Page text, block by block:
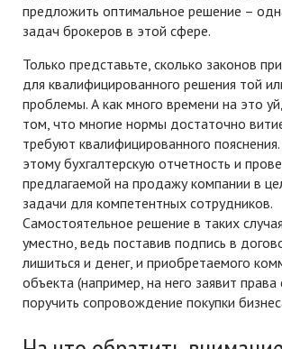
предложить оптимальное решение –
задач брокеров в этой сфере.
Только представьте, сколько законов
для квалифицированного решения той
проблемы. А как много времени на это
том, что многие нормы достаточно
требуют квалифицированного
этому бухгалтерскую отчетность и
предлагаемой на продажу компании в
задачи для компетентных сотрудников.
Самостоятельное решение в таких
уместно, ведь поставив подпись в
лишиться и денег, и приобретаемого
объекта (например, на него заявит права
поручить сопровождение покупки